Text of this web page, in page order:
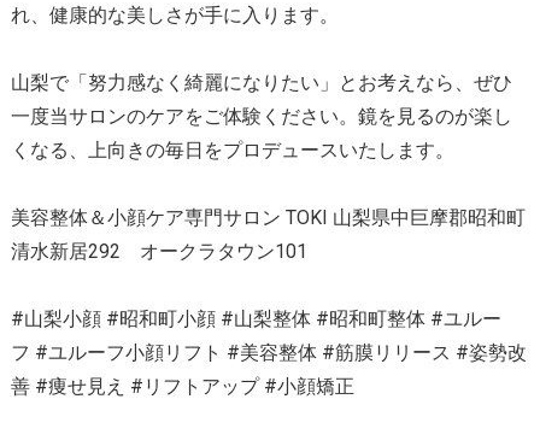
れ、健康的な美しさが手に入ります。
山梨で「努力感なく綺麗になりたい」とお考えなら、ぜひ
一度当サロンのケアをご体験ください。鏡を見るのが楽し
くなる、上向きの毎日をプロデュースいたします。
美容整体＆小顔ケア専門サロン TOKI 山梨県中巨摩郡昭和町
清水新居292 オークラタウン101
#山梨小顔 #昭和町小顔 #山梨整体 #昭和町整体 #ユルー
フ #ユルーフ小顔リフト #美容整体 #筋膜リリース #姿勢改
善 #痩せ見え #リフトアップ #小顔矯正